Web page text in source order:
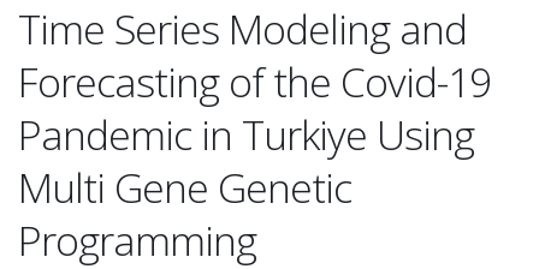
Time Series Modeling and
Forecasting of the Covid-19
Pandemic in Turkiye Using
Multi Gene Genetic
Programming